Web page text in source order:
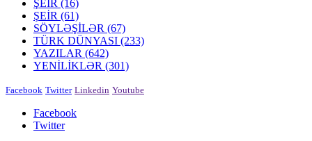
ŞEİR (16)
ŞEİR (61)
SÖYLƏŞİLƏR (67)
TÜRK DÜNYASI (233)
YAZILAR (642)
YENİLİKLƏR (301)
Facebook Twitter Linkedin Youtube
Facebook
Twitter